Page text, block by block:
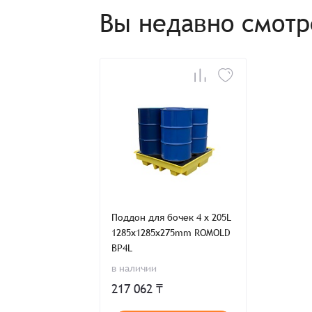
Вы недавно
Поддон для бочек 4 x 205L
1285x1285x275mm ROMOLD
BP4L
в наличии
217 062 ₸